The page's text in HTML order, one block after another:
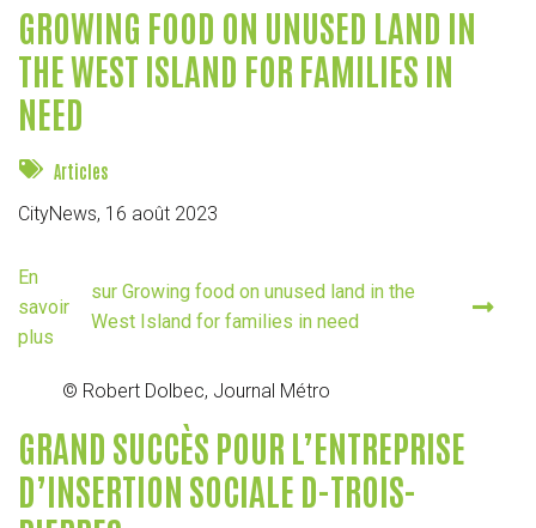
GROWING FOOD ON UNUSED LAND IN
THE WEST ISLAND FOR FAMILIES IN
NEED
Articles
CityNews, 16 août 2023
En
savoir
plus
sur Growing food on unused land in the
West Island for families in need
© Robert Dolbec, Journal Métro
GRAND SUCCÈS POUR L’ENTREPRISE
D’INSERTION SOCIALE D-TROIS-